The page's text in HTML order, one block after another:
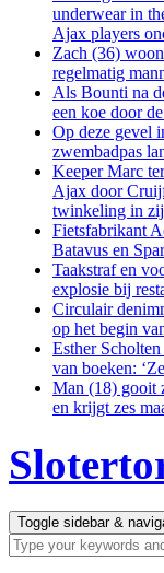
underwear in
Ajax players
Zach (36)
regelmatig
Als Bounti na
een koe door
Op deze gevel
zwembadpas
Keeper Marc
Ajax door
twinkeling in
Fietsfabrikant
Batavus en
Taakstraf en
explosie bij
Circulair
op het begin
Esther
van boeken:
Man (18) gooit
en krijgt zes
Toggle sidebar &